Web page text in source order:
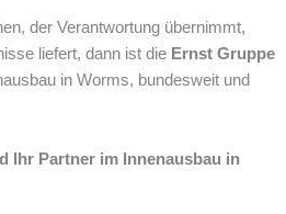
der Verantwortung übernimmt,
liefert, dann ist die Ernst Gruppe
in Worms, bundesweit und
Ihr Partner im Innenausbau in